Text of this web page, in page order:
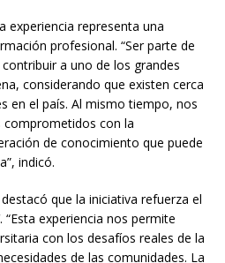
experiencia representa una
profesional. “Ser parte de
a uno de los grandes
considerando que existen cerca
en el país. Al mismo tiempo, nos
con la
de conocimiento que puede
indicó.
que la iniciativa refuerza el
experiencia nos permite
con los desafíos reales de la
de las comunidades. La